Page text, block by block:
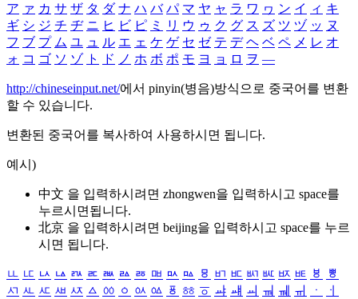
ア ァ カ サ ザ タ ダ ナ ハ バ パ マ ヤ ャ ラ ワ ヮ ン イ ィ キ
ギ シ ジ チ ヂ ニ ヒ ビ ピ ミ リ ウ ゥ ク グ ス ズ ツ ヅ ッ ヌ
フ ブ プ ム ユ ュ ル エ ェ ケ ゲ セ ゼ テ デ ヘ ベ ペ メ レ オ
ォ コ ゴ ソ ゾ ト ド ノ ホ ボ ポ モ ヨ ョ ロ ヲ ―
http://chineseinput.net/에서 pinyin(병음)방식으로 중국어를 변환
할 수 있습니다.
변환된 중국어를 복사하여 사용하시면 됩니다.
예시)
中文 을 입력하시려면 zhongwen을 입력하시고 space를
누르시면됩니다.
北京 을 입력하시려면 beijing을 입력하시고 space를 누르
시면 됩니다.
ㅥ ㅦ ㅧ ㅨ ㅩ ㅪ ㅫ ㅬ ㅭ ㅮ ㅯ ㅰ ㅱ ㅲ ㅳ ㅴ ㅵ ㅶ ㅷ ㅸ
ㅹ
ㅺ ㅻ ㅼ ㅽ ㅾ ㅿ ㆀ ㆁ ㆂ ㆃ ㆄ ㆅ ㆆ ㆇ ㆈ ㆉ ㆊ ㆋ ㆌ ㆍ
ㆎ